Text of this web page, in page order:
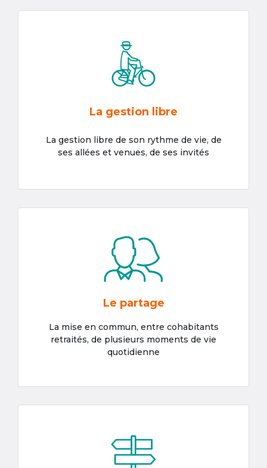
La gestion libre
La gestion libre de son rythme de vie, de
ses allées et venues, de ses invités
Le partage
La mise en commun, entre cohabitants
retraités, de plusieurs moments de vie
quotidienne